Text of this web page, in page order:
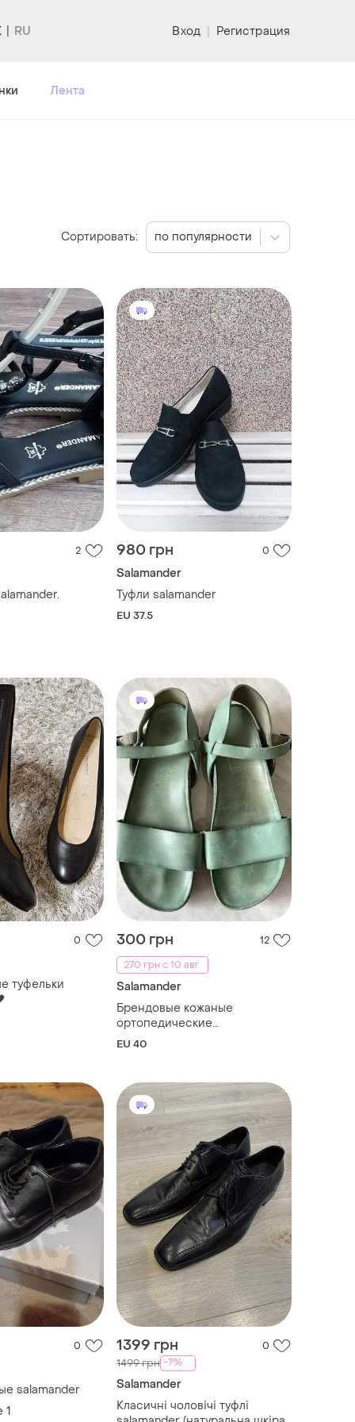
Вход | Регистрация
Лента
2 980 грн 0
Salamander
Туфли salamander
EU 37.5
0
туфельки
300 грн
12
270 грн с 10 авг.
Salamander
Брендовые кожаные
ортопедические
босоножки.стелька 26.5см
EU 40
0
salamander
1
1399 грн 0
1499 грн -7%
Salamander
Класичні чоловічі туфлі
Сортировать: по популярности